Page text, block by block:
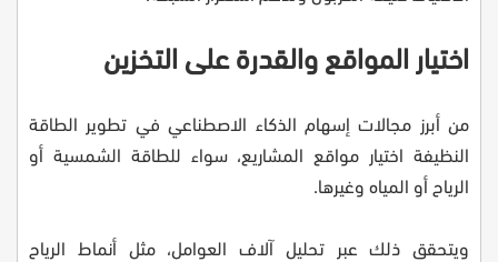
اختيار المواقع والقدرة على التخزين
من أبرز مجالات إسهام الذكاء الاصطناعي في تطوير الطاقة
النظيفة اختيار مواقع المشاريع، سواء للطاقة الشمسية أو
الرياح أو المياه وغيرها.
ويتحقق ذلك عبر تحليل آلاف العوامل، مثل أنماط الرياح